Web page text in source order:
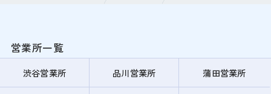
営業所一覧
渋谷営業所 品川営業所 蒲田営業所